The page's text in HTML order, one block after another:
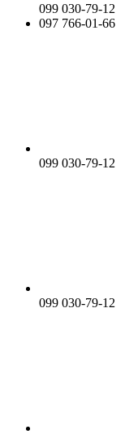
099 030-79-12
097 766-01-66
099 030-79-12
099 030-79-12